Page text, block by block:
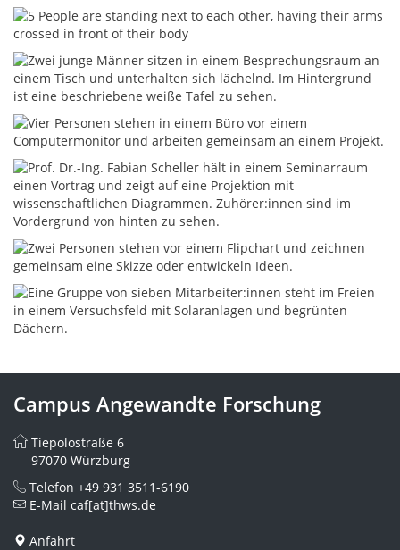
Campus Angewandte Forschung
Tiepolostraße 6
97070 Würzburg
Telefon +49 931 3511-6190
E-Mail caf[at]thws.de
Anfahrt